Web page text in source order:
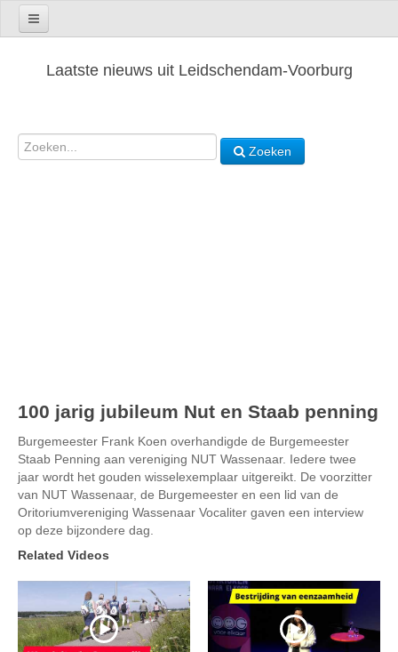
Laatste nieuws uit Leidschendam-Voorburg
Zoeken
100 jarig jubileum Nut en Staab penning
Burgemeester Frank Koen overhandigde de Burgemeester
Staab Penning aan vereniging NUT Wassenaar. Iedere twee
jaar wordt het gouden wisselexemplaar uitgereikt. De voorzitter
van NUT Wassenaar, de Burgemeester en een lid van de
Oritoriumvereniging Wassenaar Vocaliter gaven een interview
op deze bijzondere dag.
Related Videos